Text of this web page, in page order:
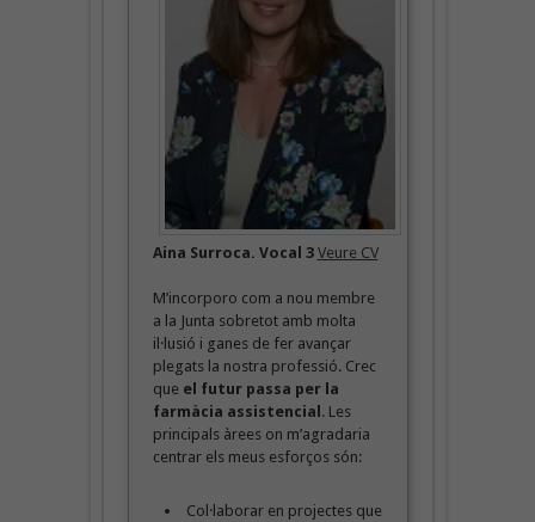
Aina Surroca. Vocal 3 Veure CV
M’incorporo com a nou membre
a la Junta sobretot amb molta
il·lusió i ganes de fer avançar
plegats la nostra professió. Crec
que el futur passa per la
farmàcia assistencial. Les
principals àrees on m’agradaria
centrar els meus esforços són:
Col·laborar en projectes que